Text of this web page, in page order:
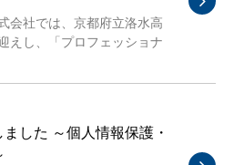
会社では、京都府立洛水高
えし、「プロフェッショナ
した ～個人情報保護・